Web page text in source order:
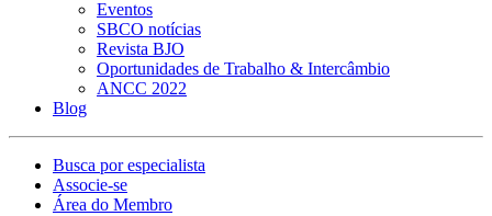
Eventos
SBCO notícias
Revista BJO
Oportunidades de Trabalho & Intercâmbio
ANCC 2022
Blog
Busca por especialista
Associe-se
Área do Membro